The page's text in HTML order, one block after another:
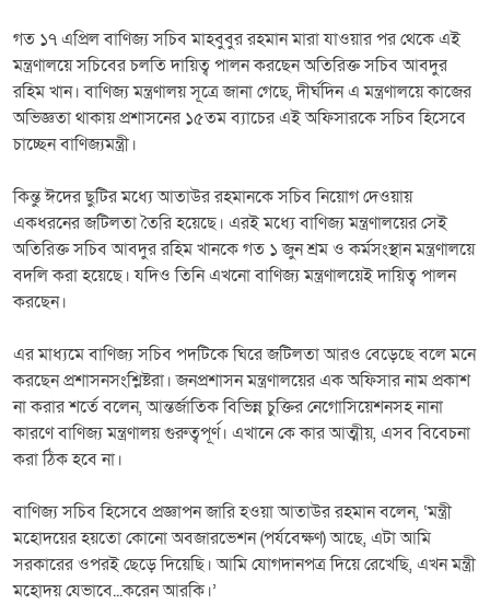
গত ১৭ এপ্রিল বাণিজ্য সচিব মাহবুবুর রহমান মারা যাওয়ার পর থেকে এই
মন্ত্রণালয়ে সচিবের চলতি দায়িত্ব পালন করছেন অতিরিক্ত সচিব আবদুর
রহিম খান। বাণিজ্য মন্ত্রণালয় সূত্রে জানা গেছে, দীর্ঘদিন এ মন্ত্রণালয়ে কাজের
অভিজ্ঞতা থাকায় প্রশাসনের ১৫তম ব্যাচের এই অফিসারকে সচিব হিসেবে
চাচ্ছেন বাণিজ্যমন্ত্রী।
কিন্তু ঈদের ছুটির মধ্যে আতাউর রহমানকে সচিব নিয়োগ দেওয়ায়
একধরনের জটিলতা তৈরি হয়েছে। এরই মধ্যে বাণিজ্য মন্ত্রণালয়ের সেই
অতিরিক্ত সচিব আবদুর রহিম খানকে গত ১ জুন শ্রম ও কর্মসংস্থান মন্ত্রণালয়ে
বদলি করা হয়েছে। যদিও তিনি এখনো বাণিজ্য মন্ত্রণালয়েই দায়িত্ব পালন
করছেন।
এর মাধ্যমে বাণিজ্য সচিব পদটিকে ঘিরে জটিলতা আরও বেড়েছে বলে মনে
করছেন প্রশাসনসংশ্লিষ্টরা। জনপ্রশাসন মন্ত্রণালয়ের এক অফিসার নাম প্রকাশ
না করার শর্তে বলেন, আন্তর্জাতিক বিভিন্ন চুক্তির নেগোসিয়েশনসহ নানা
কারণে বাণিজ্য মন্ত্রণালয় গুরুত্বপূর্ণ। এখানে কে কার আত্মীয়, এসব বিবেচনা
করা ঠিক হবে না।
বাণিজ্য সচিব হিসেবে প্রজ্ঞাপন জারি হওয়া আতাউর রহমান বলেন, ‘মন্ত্রী
মহোদয়ের হয়তো কোনো অবজারভেশন (পর্যবেক্ষণ) আছে, এটা আমি
সরকারের ওপরই ছেড়ে দিয়েছি। আমি যোগদানপত্র দিয়ে রেখেছি, এখন মন্ত্রী
মহোদয় যেভাবে...করেন আরকি।’